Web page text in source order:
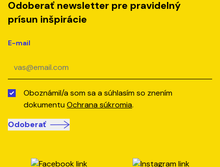
Odoberať newsletter pre pravidelný
prísun inšpirácie
E-mail
Oboznámil/a som sa a súhlasím so znením
dokumentuOchrana súkromia.
Odoberať